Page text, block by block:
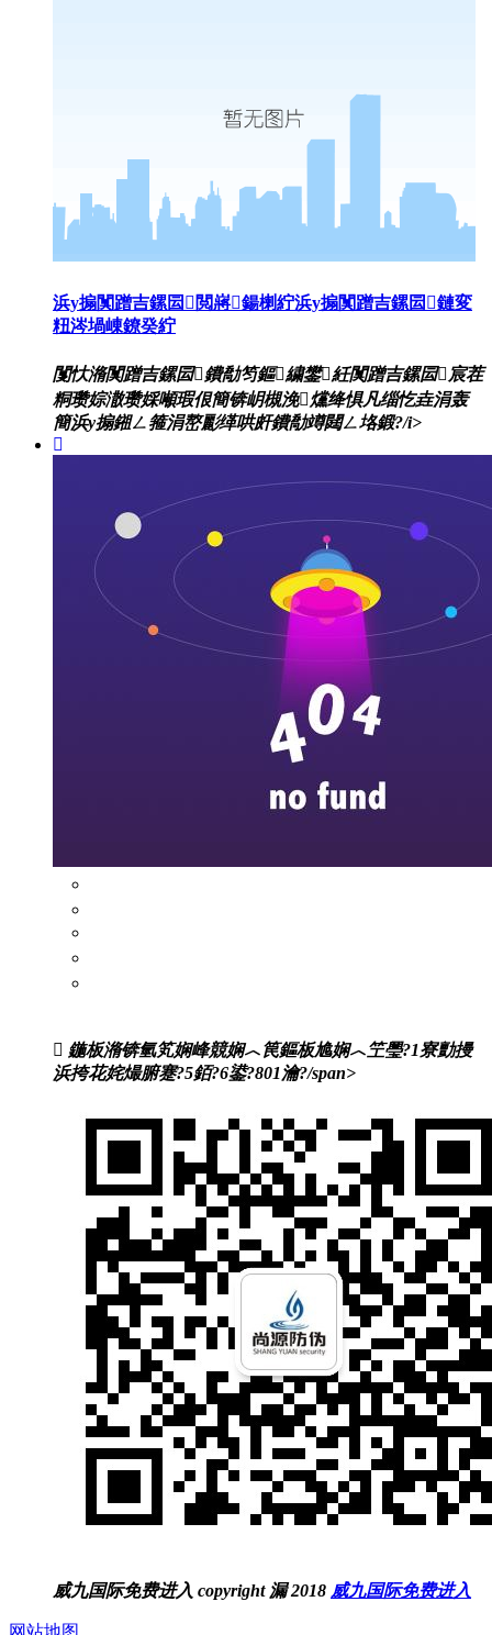
浜у搧闃蹭吉鏍囩閲嶈鍚楋紵浜у搧闃蹭吉鏍囩鏈変
粈涔堝崠鐐癸紵
闅忕潃闃蹭吉鏍囩鐨勪笉鏂繍鐢紝闃蹭吉鏍囩宸茬
粡瓒婃潵瓒婇噸瑕佷簡锛岄槻浼爣绛惧凡缁忔垚涓轰
簡浜у搧鎺ㄥ箍涓嶅彲缂哄皯鐨勪竴閮ㄥ垎鍛?/i>
鍦板潃锛氫笂娴峰競娴︿笢鏂板尯娴︿笁璺?1寮勯摱
浜挎花姹熶腑蹇?5銆?6鍙?801瀹?/span>
威九国际免费进入 copyright 漏 2018 威九国际免费进入
网站地图